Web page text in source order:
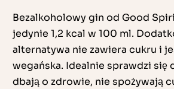
Bezalkoholowy gin od Good
jedynie 1,2 kcal w 100 ml.
alternatywa nie zawiera cukru i
wegańska. Idealnie sprawdzi się
dbają o zdrowie, nie spożywają